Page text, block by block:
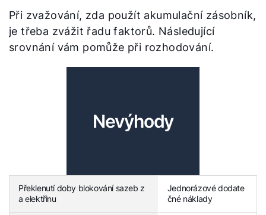
Při zvažování, zda použít akumulační zásobník,
je třeba zvážit řadu faktorů. Následující
srovnání vám pomůže při rozhodování.
Nevýhody
Překlenutí doby blokování sazeb z
a elektřinu
Jednorázové dodate
čné náklady